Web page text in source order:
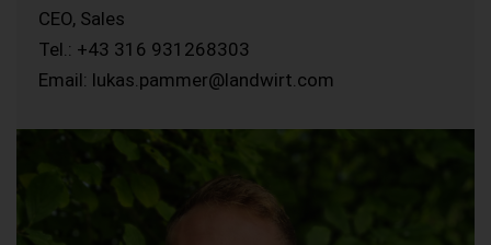
CEO, Sales
Tel.: +43 316 931268303
Email: lukas.pammer@landwirt.com